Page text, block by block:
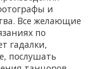
и
Все желающие
по
гадалки,
послушать